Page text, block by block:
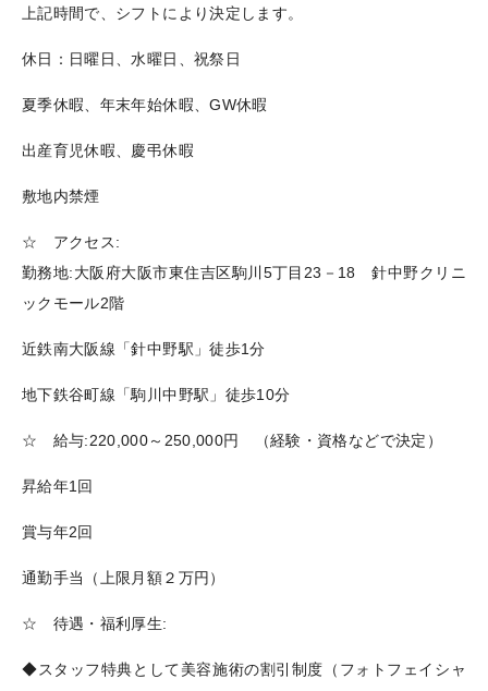
上記時間で、シフトにより決定します。
休日：日曜日、水曜日、祝祭日
夏季休暇、年末年始休暇、GW休暇
出産育児休暇、慶弔休暇
敷地内禁煙
☆ アクセス:
勤務地:大阪府大阪市東住吉区駒川5丁目23－18 針中野クリニ
ックモール2階
近鉄南大阪線「針中野駅」徒歩1分
地下鉄谷町線「駒川中野駅」徒歩10分
☆ 給与:220,000～250,000円 （経験・資格などで決定）
昇給年1回
賞与年2回
通勤手当（上限月額２万円）
☆ 待遇・福利厚生:
◆スタッフ特典として美容施術の割引制度（フォトフェイシャ